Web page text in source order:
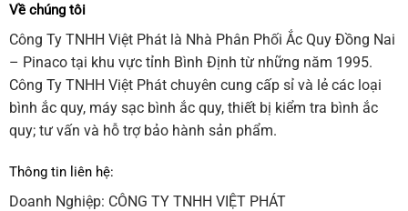
Về chúng tôi
Công Ty TNHH Việt Phát là Nhà Phân Phối Ắc Quy Đồng Nai
– Pinaco tại khu vực tỉnh Bình Định từ những năm 1995.
Công Ty TNHH Việt Phát chuyên cung cấp sỉ và lẻ các loại
bình ắc quy, máy sạc bình ắc quy, thiết bị kiểm tra bình ắc
quy; tư vấn và hỗ trợ bảo hành sản phẩm.
Thông tin liên hệ:
Doanh Nghiệp: CÔNG TY TNHH VIỆT PHÁT